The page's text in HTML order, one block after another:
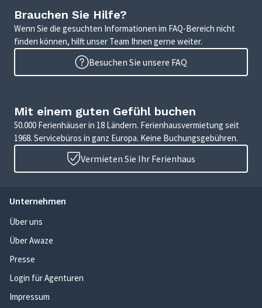
Brauchen Sie Hilfe?
Wenn Sie die gesuchten Informationen im FAQ-Bereich nicht
finden können, hilft unser Team Ihnen gerne weiter.
Besuchen Sie unsere FAQ
Mit einem guten Gefühl buchen
50.000 Ferienhäuser in 18 Ländern. Ferienhausvermietung seit
1968. Servicebüros in ganz Europa. Keine Buchungsgebühren.
Vermieten Sie Ihr Ferienhaus
Unternehmen
Über uns
Über Awaze
Presse
Login für Agenturen
Impressum